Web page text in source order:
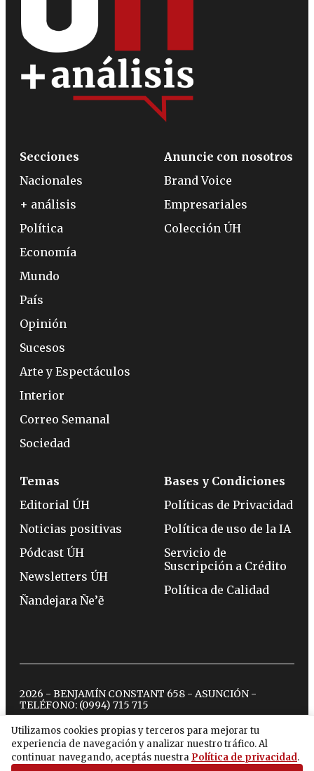
Utilizamos cookies propias y terceros para mejorar tu
experiencia de navegación y analizar nuestro tráfico. Al
continuar navegando, aceptás nuestra Política de privacidad.
Secciones
Nacionales
+ análisis
Política
Economía
Mundo
País
Opinión
Sucesos
Arte y Espectáculos
Interior
Correo Semanal
Sociedad
Anuncie con nosotros
Brand Voice
Empresariales
Colección ÚH
Temas
Editorial ÚH
Noticias positivas
Pódcast ÚH
Newsletters ÚH
Ñandejara Ñe’ẽ
Bases y Condiciones
Políticas de Privacidad
Política de uso de la IA
Servicio de
Suscripción a Crédito
Política de Calidad
2026 - BENJAMÍN CONSTANT 658 - ASUNCIÓN -
TELÉFONO: (0994) 715 715
twitterinstagram
facebook
tiktokyoutubespotify